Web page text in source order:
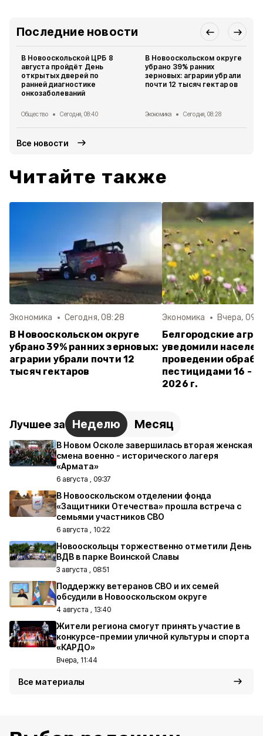
Последние новости
В Новооскольской ЦРБ 8
августа пройдёт День
открытых дверей по
ранней диагностике
онкозаболеваний
Общество Сегодня, 08:40
В Новооскольском округе
убрано 39% ранних
зерновых: аграрии убрали
почти 12 тысяч гектаров
Экономика Сегодня, 08:28
Все новости
Читайте также
Экономика Сегодня, 08:28
В Новооскольском округе
убрано 39% ранних зерновых:
аграрии убрали почти 12
тысяч гектаров
Экономика Вчера,
Белгородские
уведомили
проведении
пестицидами 16 -
2026 г.
Лучшее за Неделю Месяц
В Новом Осколе завершилась вторая женская
смена военно - исторического лагеря
«Армата»
6 августа , 09:37
В Новооскольском отделении фонда
«Защитники Отечества» прошла встреча с
семьями участников СВО
6 августа , 10:22
Новооскольцы торжественно отметили День
ВДВ в парке Воинской Славы
3 августа , 08:51
Поддержку ветеранов СВО и их семей
обсудили в Новооскольском округе
4 августа , 13:40
Жители региона смогут принять участие в
конкурсе-премии уличной культуры и спорта
«КАРДО»
Вчера, 11:44
Все материалы